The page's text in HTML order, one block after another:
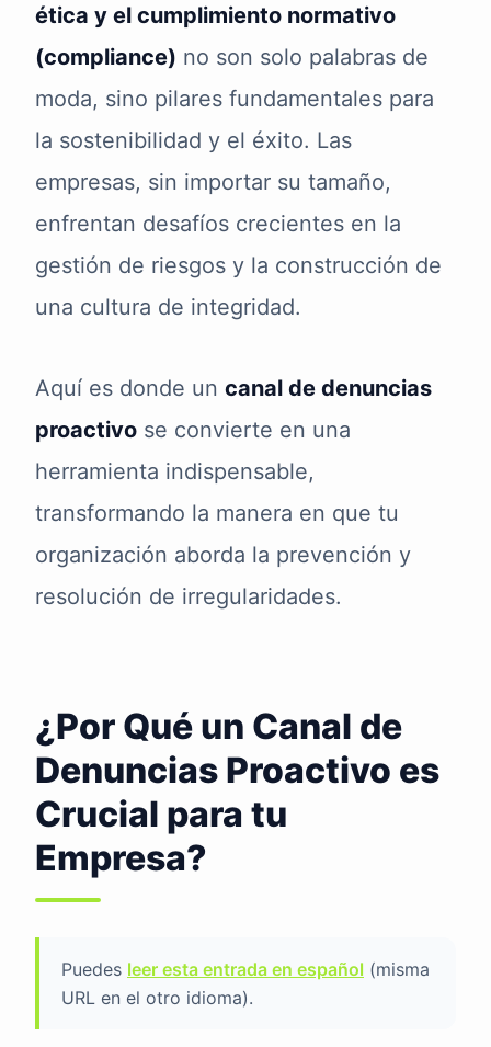
ética y el cumplimiento normativo
(compliance) no son solo palabras de
moda, sino pilares fundamentales para
la sostenibilidad y el éxito. Las
empresas, sin importar su tamaño,
enfrentan desafíos crecientes en la
gestión de riesgos y la construcción de
una cultura de integridad.
Aquí es donde un canal de denuncias
proactivo se convierte en una
herramienta indispensable,
transformando la manera en que tu
organización aborda la prevención y
resolución de irregularidades.
¿Por Qué un Canal de
Denuncias Proactivo es
Crucial para tu
Empresa?
Puedes leer esta entrada en español (misma
URL en el otro idioma).